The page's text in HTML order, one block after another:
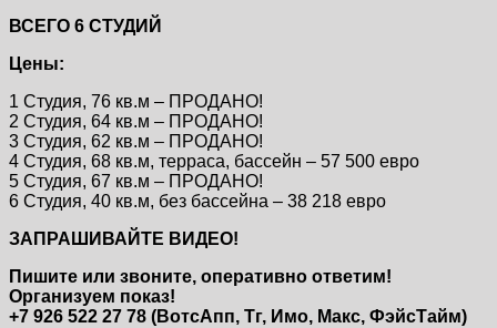
ВСЕГО 6 СТУДИЙ
Цены:
1 Студия, 76 кв.м – ПРОДАНО!
2 Студия, 64 кв.м – ПРОДАНО!
3 Студия, 62 кв.м – ПРОДАНО!
4 Студия, 68 кв.м, терраса, бассейн – 57 500 евро
5 Студия, 67 кв.м – ПРОДАНО!
6 Студия, 40 кв.м, без бассейна – 38 218 евро
ЗАПРАШИВАЙТЕ ВИДЕО!
Пишите или звоните, оперативно ответим!
Организуем показ!
+7 926 522 27 78 (ВотсАпп, Тг, Имо, Макс, ФэйсТайм)